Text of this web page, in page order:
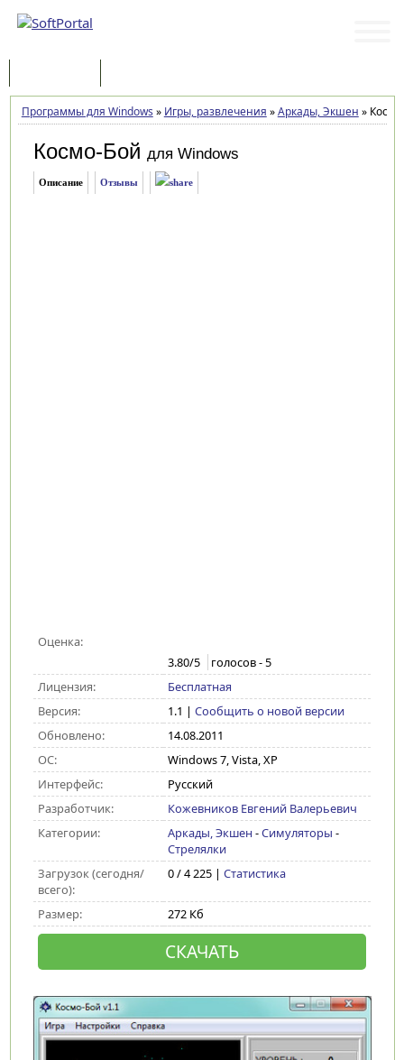
Программы для Windows » Игры, развлечения »Аркады, Экшен »
Космо-Бой для Windows
Описание Отзывы
Оценка:
3.80/5 голосов -5
Лицензия:
Бесплатная
Версия:
1.1 | Сообщить о новой версии
Обновлено:
14.08.2011
ОС:
Windows 7, Vista, XP
Интерфейс:
Русский
Разработчик:
Кожевников Евгений Валерьевич
Категории:
Аркады, Экшен -Симуляторы -
Стрелялки
Загрузок (сегодня/
всего):
0 / 4 225 | Статистика
Размер: 272 Кб
СКАЧАТЬ